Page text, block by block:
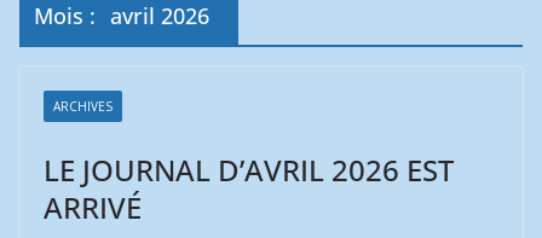
Mois : avril 2026
ARCHIVES
LE JOURNAL D’AVRIL 2026 EST
ARRIVÉ